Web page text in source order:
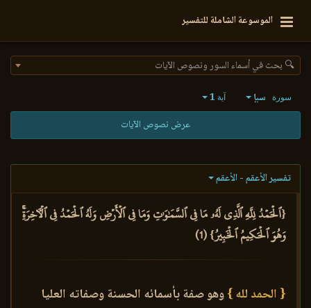
الموسوعة الشاملة للتفسير
🔍 بحث في أسماء السور ونصوص الآيات
سورة سبإ آية 1
عرض نصوص الآيات
تفسير الأعقم - الأعقم
{ٱلۡحَمۡدُ لِلَّهِ ٱلَّذِي لَهُۥ مَا فِي ٱلسَّمَٰوَٰتِ وَمَا فِي ٱلۡأَرۡضِ وَلَهُ ٱلۡحَمۡدُ فِي ٱلۡأٓخِرَةِۚ
وَهُوَ ٱلۡحَكِيمُ ٱلۡخَبِيرُ} (1)
{ الحمد لله }وهو صفة بأسمائه الحسنة وصفاته العليا